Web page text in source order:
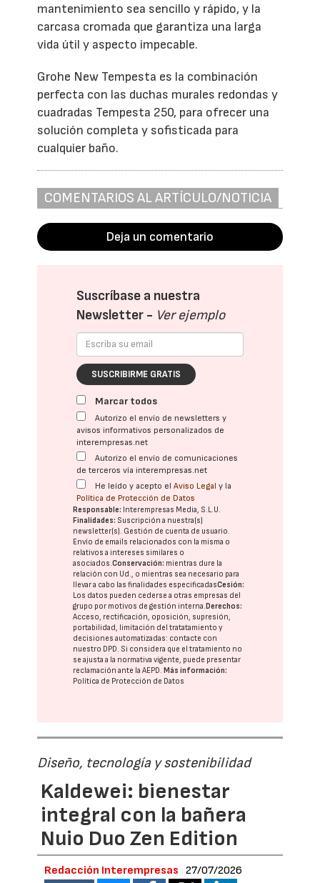
mantenimiento sea sencillo y rápido, y la
carcasa cromada que garantiza una larga
vida útil y aspecto impecable.
Grohe New Tempesta es la combinación
perfecta con las duchas murales redondas y
cuadradas Tempesta 250, para ofrecer una
solución completa y sofisticada para
cualquier baño.
COMENTARIOS AL ARTÍCULO/NOTICIA
Deja un comentario
Suscríbase a nuestra
Newsletter - Ver ejemplo
SUSCRIBIRME GRATIS
Marcar todos
Autorizo el envío de newsletters y
avisos informativos personalizados de
interempresas.net
Autorizo el envío de comunicaciones
de terceros vía interempresas.net
He leído y acepto elAviso Legal y la
Política de Protección de Datos
Responsable: Interempresas Media, S.L.U.
Finalidades: Suscripción a nuestra(s)
newsletter(s). Gestión de cuenta de usuario.
Envío de emails relacionados con la misma o
relativos a intereses similares o
asociados.Conservación: mientras dure la
relación con Ud., o mientras sea necesario para
llevar a cabo las finalidades especificadasCesión:
Los datos pueden cederse a otras empresas del
grupo por motivos de gestión interna.Derechos:
Acceso, rectificación, oposición, supresión,
portabilidad, limitación del tratatamiento y
decisiones automatizadas: contacte con
nuestro DPD . Si considera que el tratamiento no
se ajusta a la normativa vigente, puede presentar
reclamación ante laAEPD .Más información:
Política de Protección de Datos
Diseño, tecnología y sostenibilidad
Kaldewei: bienestar
integral con la bañera
Nuio Duo Zen Edition
Redacción Interempresas 27/07/2026